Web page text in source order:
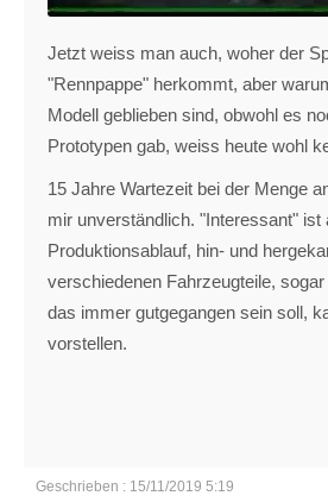
Jetzt weiss man auch, woher der
"Rennpappe" herkommt, aber
Modell geblieben sind, obwohl es
Prototypen gab, weiss heute wohl
15 Jahre Wartezeit bei der Menge
mir unverständlich. "Interessant" ist
Produktionsablauf, hin- und
verschiedenen Fahrzeugteile,
das immer gutgegangen sein soll,
vorstellen.
Geschrieben : 15/11/2019 5:19